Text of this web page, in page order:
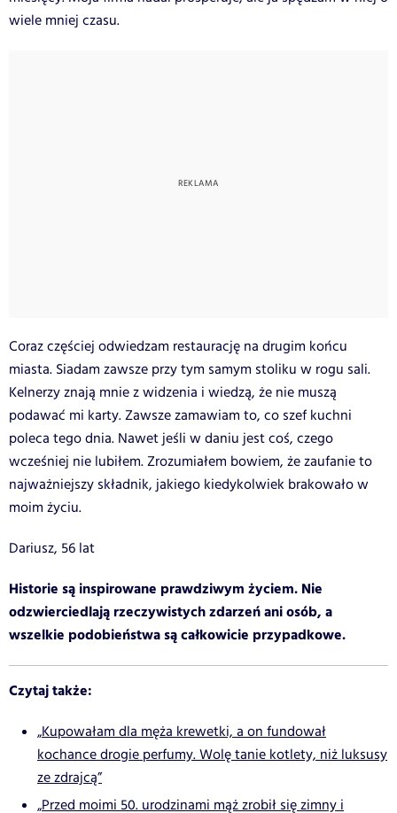
wiele mniej czasu.
Coraz częściej odwiedzam restaurację na drugim końcu
miasta. Siadam zawsze przy tym samym stoliku w rogu sali.
Kelnerzy znają mnie z widzenia i wiedzą, że nie muszą
podawać mi karty. Zawsze zamawiam to, co szef kuchni
poleca tego dnia. Nawet jeśli w daniu jest coś, czego
wcześniej nie lubiłem. Zrozumiałem bowiem, że zaufanie to
najważniejszy składnik, jakiego kiedykolwiek brakowało w
moim życiu.
Dariusz, 56 lat
Historie są inspirowane prawdziwym życiem. Nie
odzwierciedlają rzeczywistych zdarzeń ani osób, a
wszelkie podobieństwa są całkowicie przypadkowe.
Czytaj także:
„Kupowałam dla męża krewetki, a on fundował
kochance drogie perfumy. Wolę tanie kotlety, niż luksusy
ze zdrajcą”
„Przed moimi 50. urodzinami mąż zrobił się zimny i